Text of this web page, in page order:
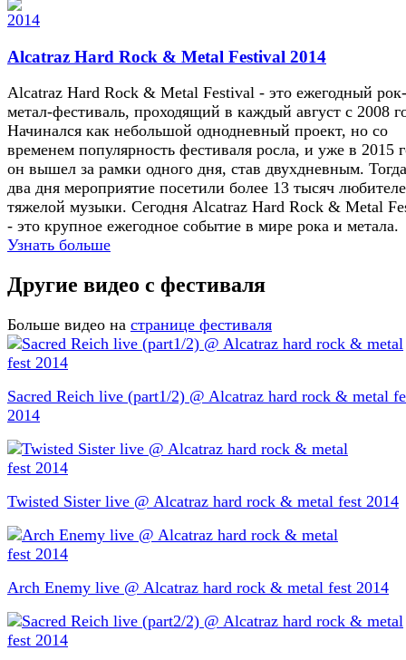
Alcatraz Hard Rock & Metal Festival 2014
Alcatraz Hard Rock & Metal Festival - это ежегодный
метал-фестиваль, проходящий в каждый август с 2008
Начинался как небольшой однодневный проект, но со
временем популярность фестиваля росла, и уже в 2015
он вышел за рамки одного дня, став двухдневным.
два дня мероприятие посетили более 13 тысяч
тяжелой музыки. Сегодня Alcatraz Hard Rock & Metal
- это крупное ежегодное событие в мире рока и метала.
Узнать больше
Другие видео с фестиваля
Больше видео на странице фестиваля
Sacred Reich live (part1/2) @ Alcatraz hard rock & metal
2014
Twisted Sister live @ Alcatraz hard rock & metal fest 2014
Arch Enemy live @ Alcatraz hard rock & metal fest 2014